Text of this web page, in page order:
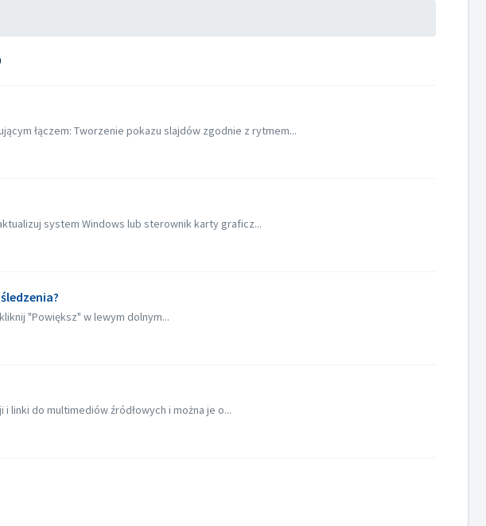
łączem: Tworzenie pokazu slajdów zgodnie z rytmem...
system Windows lub sterownik karty graficz...
"Powiększ" w lewym dolnym...
do multimediów źródłowych i można je o...